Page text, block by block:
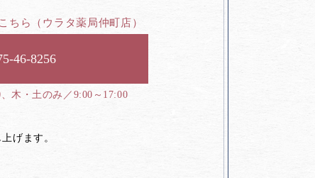
ちら （ウラタ薬局仲町店）
46-8256
木・土のみ／9:00～17:00
げます。